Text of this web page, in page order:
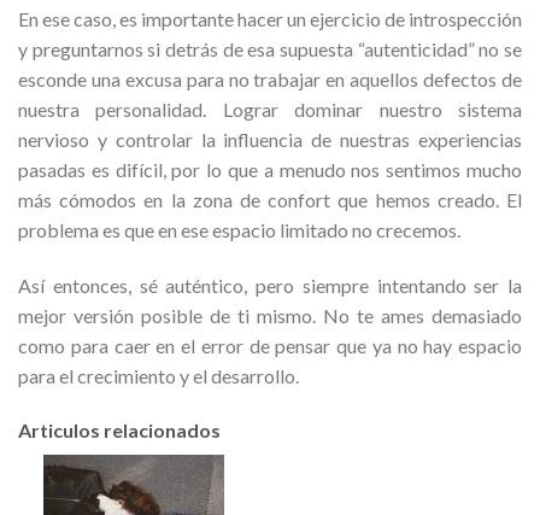
En ese caso, es importante hacer un ejercicio de introspección
y preguntarnos si detrás de esa supuesta “autenticidad” no se
esconde una excusa para no trabajar en aquellos defectos de
nuestra personalidad. Lograr dominar nuestro sistema
nervioso y controlar la influencia de nuestras experiencias
pasadas es difícil, por lo que a menudo nos sentimos mucho
más cómodos en la zona de confort que hemos creado. El
problema es que en ese espacio limitado no crecemos.
Así entonces, sé auténtico, pero siempre intentando ser la
mejor versión posible de ti mismo. No te ames demasiado
como para caer en el error de pensar que ya no hay espacio
para el crecimiento y el desarrollo.
Articulos relacionados